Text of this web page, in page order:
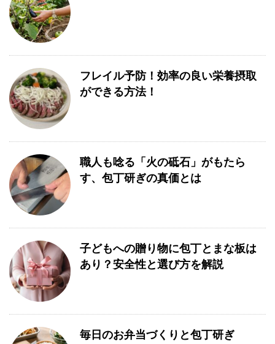
フレイル予防！効率の良い栄養摂取
ができる方法！
職人も唸る「火の砥石」がもたら
す、包丁研ぎの真価とは
子どもへの贈り物に包丁とまな板は
あり？安全性と選び方を解説
毎日のお弁当づくりと包丁研ぎ